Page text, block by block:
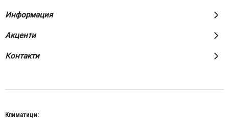
Информация
Акценти
Контакти
Климатици: